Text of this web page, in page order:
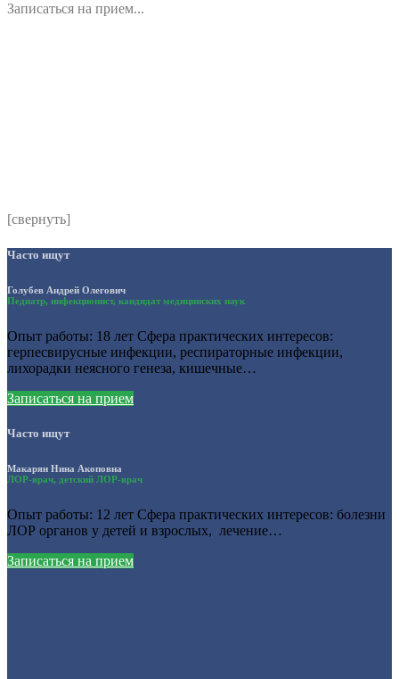
Записаться на прием...
[свернуть]
Часто ищут
Голубев Андрей Олегович
Педиатр, инфекционист, кандидат медицинских наук
Опыт работы: 18 лет Сфера практических интересов:
герпесвирусные инфекции, респираторные инфекции,
лихорадки неясного генеза, кишечные…
Записаться на прием
Часто ищут
Макарян Нина Акоповна
ЛОР-врач, детский ЛОР-врач
Опыт работы: 12 лет Сфера практических интересов: болезни
ЛОР органов у детей и взрослых, лечение…
Записаться на прием